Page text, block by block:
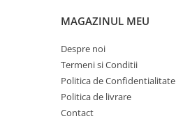
MAGAZINUL MEU
Despre noi
Termeni si Conditii
Politica de Confidentialitate
Politica de livrare
Contact